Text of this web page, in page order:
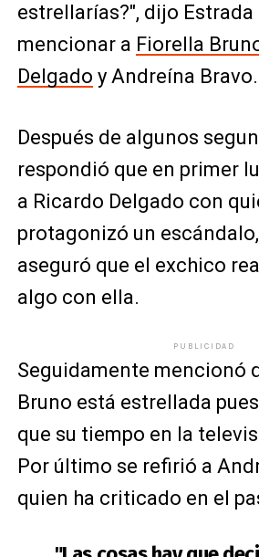
estrellarías?", dijo Estrada
mencionar a Fiorella
Delgado y Andreína Bravo.
Después de algunos
respondió que en primer
a Ricardo Delgado con
protagonizó un
aseguró que el exchico
algo con ella.
PUBLICIDAD
Seguidamente mencionó
Bruno está estrellada
que su tiempo en la
Por último se refirió a
quien ha criticado en el